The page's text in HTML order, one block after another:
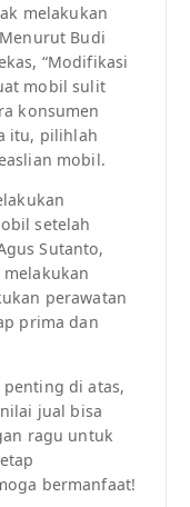
melakukan
Budi
“Modifikasi
mobil sulit
konsumen
itu, pilihlah
mobil.
setelah
Sutanto,
perawatan
prima dan
di atas,
jual bisa
ragu untuk
bermanfaat!